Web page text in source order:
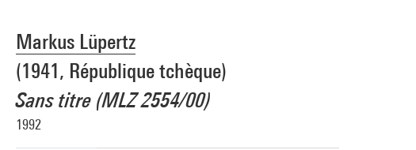
Markus Lüpertz
(1941, République tchèque)
Sans titre (MLZ 2554/00)
1992